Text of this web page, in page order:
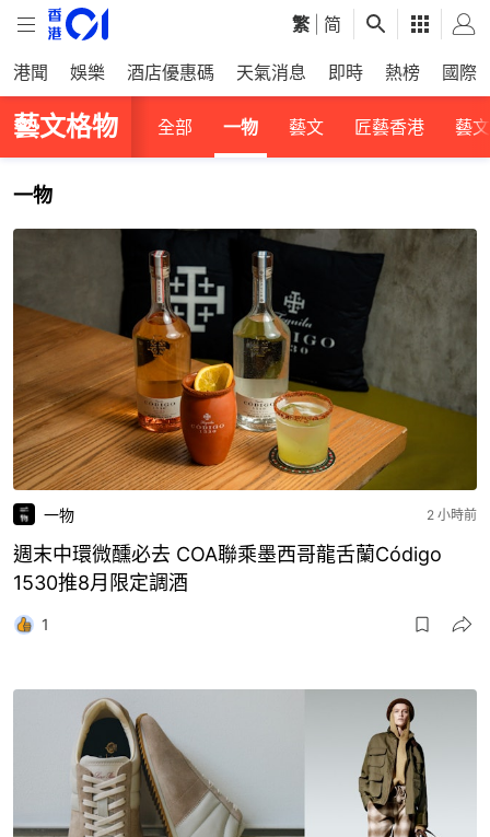
繁 简
港聞 娛樂 酒店優惠碼 天氣消息 即時 熱榜 國際
藝文格物 全部 一物 藝文 匠藝香港 藝
一物
一物 2 小時前
週末中環微醺必去 COA聯乘墨西哥龍舌蘭Código
1530推8月限定調酒
1